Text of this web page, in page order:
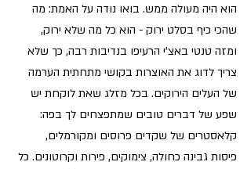
הוא היה מעולה ממש. בואו נודה על האמת: מה
שהכי כיף בסלט ירוק - הוא כל מה שלא ירוק,
ומזה טנטי באצ'י הרעיפו בנדיבות רבה, כך שלא
צריך לדוג את האוצרות בקושי מתחתית הערמה
של העלים הירוקים. בכל מזלג שאת לוקחת יש
שפע של דברים טובים שמתפצחים לך בפה:
קלאסטרים של שקדים פרוסים ומקורמלים,
פיסות גבינה כחולה, צימוקים, פירות וקרוטונים. כל